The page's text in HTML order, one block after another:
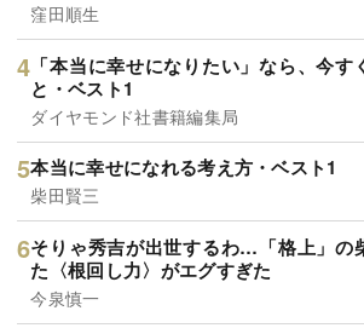
窪田順生
「本当に幸せになりたい」なら、今
と・ベスト1
ダイヤモンド社書籍編集局
本当に幸せになれる考え方・ベスト1
柴田賢三
そりゃ秀吉が出世するわ…「格上」の
た〈根回し力〉がエグすぎた
今泉慎一